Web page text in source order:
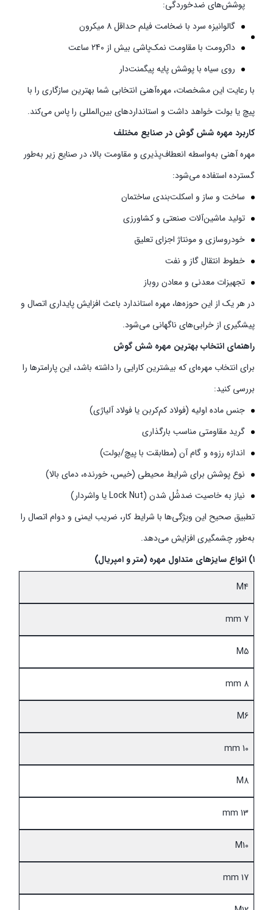
پوشش‌های ضدخوردگی:
گالوانیزه سرد با ضخامت فیلم حداقل 8 میکرون
داکرومت با مقاومت نمک‌پاشی بیش از 240 ساعت
روی سیاه با پوشش پایه پیگمنت‌دار
با رعایت این مشخصات، مهره‌آهنی انتخابی شما بهترین سازگاری را با
پیچ یا بولت خواهد داشت و استانداردهای بین‌المللی را پاس می‌کند.
کاربرد مهره شش گوش در صنایع مختلف
مهره آهنی به‌واسطه انعطاف‌پذیری و مقاومت بالا، در صنایع زیر به‌طور
گسترده استفاده می‌شود:
ساخت و ساز و اسکلت‌بندی ساختمان
تولید ماشین‌آلات صنعتی و کشاورزی
خودروسازی و مونتاژ اجزای تعلیق
خطوط انتقال گاز و نفت
تجهیزات معدنی و معادن روباز
در هر یک از این حوزه‌ها، مهره استاندارد باعث افزایش پایداری اتصال و
پیشگیری از خرابی‌های ناگهانی می‌شود.
راهنمای انتخاب بهترین مهره شش گوش
برای انتخاب مهره‌ای که بیشترین کارایی را داشته باشد، این پارامترها را
بررسی کنید:
جنس ماده اولیه (فولاد کم‌کربن یا فولاد آلیاژی)
گرید مقاومتی مناسب بارگذاری
اندازه رزوه و گام آن (مطابقت با پیچ/بولت)
نوع پوشش برای شرایط محیطی (خیس، خورنده، دمای بالا)
نیاز به خاصیت ضدشُل شدن (Lock Nut یا واشردار)
تطبیق صحیح این ویژگی‌ها با شرایط کار، ضریب ایمنی و دوام اتصال را
به‌طور چشمگیری افزایش می‌دهد.
۱) انواع سایزهای متداول مهره (متر و امپریال)
M4
7 mm
M5
8 mm
M6
10 mm
M8
13 mm
M10
17 mm